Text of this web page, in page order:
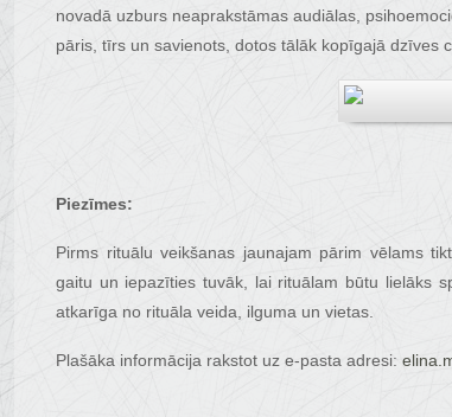
novadā uzburs neaprakstāmas audiālas,
pāris, tīrs un savienots, dotos tālāk kopīgajā dzīves
Piezīmes:
Pirms rituālu veikšanas jaunajam pārim vēlams
gaitu un iepazīties tuvāk, lai rituālam būtu lielāks
atkarīga no rituāla veida, ilguma un vietas.
Plašāka informācija rakstot uz e-pasta adresi: